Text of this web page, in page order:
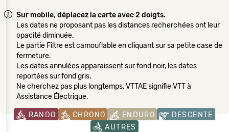
Sur mobile, déplacez la carte avec 2 doigts.
Les dates ne proposant pas les distances recherchées ont leur
opacité diminuée.
Le partie Filtre est camouflable en cliquant sur sa petite case de
fermeture.
Les dates annulées apparaissent sur fond noir, les dates
reportées sur fond gris.
Ne cherchez pas plus longtemps, VTTAE signifie VTT à
Assistance Électrique.
RANDO CHRONO ENDURO
DESCENTE
AUTRES